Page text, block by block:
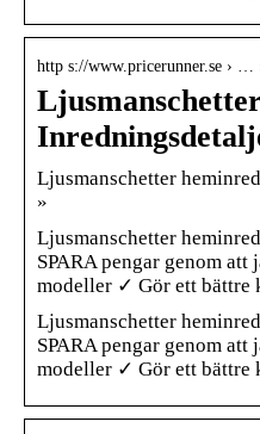
http s://www.pricerunner.se › …
Ljusmanschetter
»
Ljusmanschetter
SPARA pengar genom
modeller ✓ Gör ett bättre
Ljusmanschetter
SPARA pengar genom
modeller ✓ Gör ett bättre